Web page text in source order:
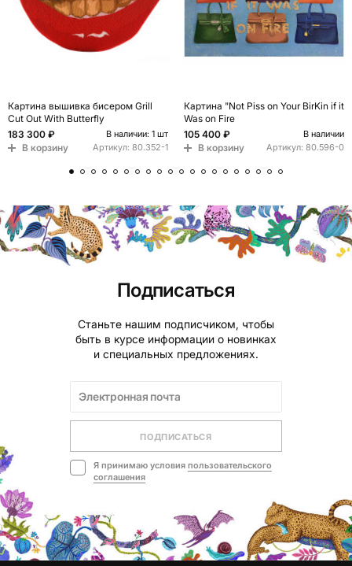
Картина вышивка бисером Grill
Cut Out With Butterfly
183 300 ₽
В наличии: 1 шт
В корзину Артикул: 80.352-1
Картина "Not Piss on Your BirKin if it
Was on Fire
105 400 ₽
В наличии
В корзину Артикул: 80.596-0
Подписаться
Станьте нашим подписчиком, чтобы
быть в курсе информации о новинках
и специальных предложениях.
ПОДПИСАТЬСЯ
Я принимаю условия пользовательского
соглашения